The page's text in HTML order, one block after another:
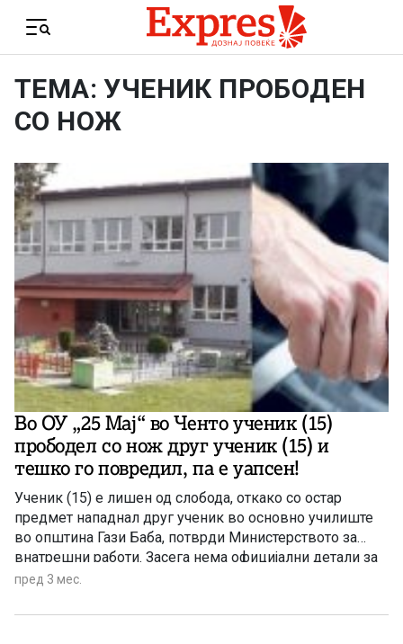
Menu
ТЕМА: УЧЕНИК ПРОБОДЕН
СО НОЖ
Во ОУ „25 Мај“ во Ченто ученик (15)
прободел со нож друг ученик (15) и
тешко го повредил, па е уапсен!
Ученик (15) е лишен од слобода, откако со остар
предмет нападнал друг ученик во основно училиште
во општина Гази Баба, потврди Министерството за
внатрешни работи. Засега нема официјални детали за
неговата здравствена состојба, ниту за мотивите за
пред 3 мес.